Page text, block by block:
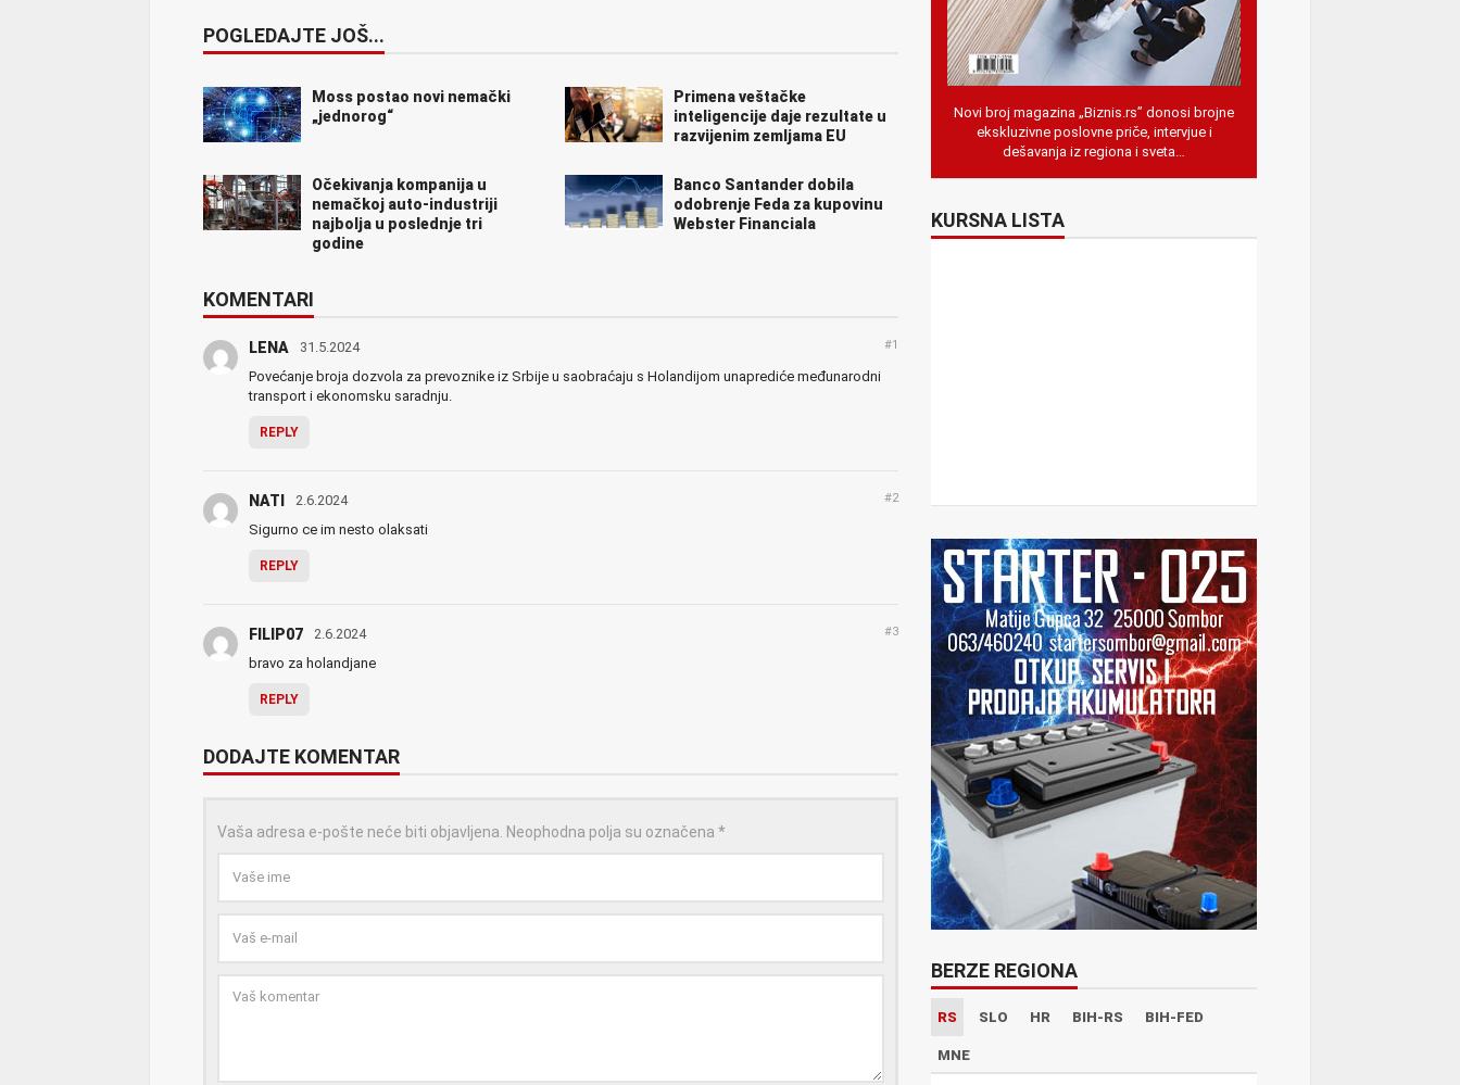
POGLEDAJTE JOŠ...
Moss postao novi nemački
„jednorog“
Primena veštačke
inteligencije daje rezultate u
razvijenim zemljama EU
Očekivanja kompanija u
nemačkoj auto-industriji
najbolja u poslednje tri
godine
Banco Santander dobila
odobrenje Feda za kupovinu
Webster Financiala
KOMENTARI
LENA 31.5.2024 #1
Povećanje broja dozvola za prevoznike iz Srbije u saobraćaju s Holandijom unaprediće međunarodni
transport i ekonomsku saradnju.
REPLY
NATI 2.6.2024 #2
Sigurno ce im nesto olaksati
REPLY
FILIP07 2.6.2024 #3
bravo za holandjane
REPLY
DODAJTE KOMENTAR
Vaša adresa e-pošte neće biti objavljena. Neophodna polja su označena *
Novi broj magazina „Biznis.rs” donosi brojne
ekskluzivne poslovne priče, intervjue i
dešavanja iz regiona i sveta…
KURSNA LISTA
BERZE REGIONA
RS SLO HR BIH-RS BIH-FED
MNE